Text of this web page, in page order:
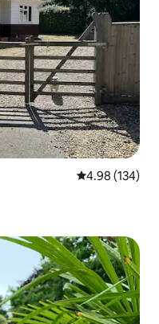
レビュー134
4.98 (134)